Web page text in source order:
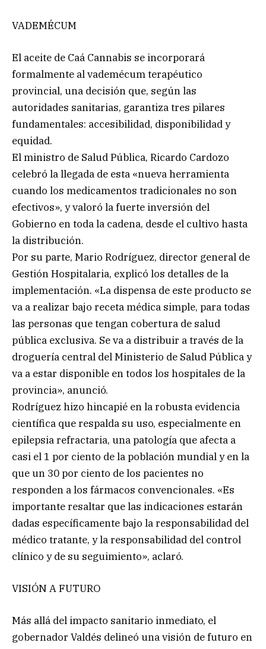
VADEMÉCUM
El aceite de Caá Cannabis se incorporará
formalmente al vademécum terapéutico
provincial, una decisión que, según las
autoridades sanitarias, garantiza tres pilares
fundamentales: accesibilidad, disponibilidad y
equidad.
El ministro de Salud Pública, Ricardo Cardozo
celebró la llegada de esta «nueva herramienta
cuando los medicamentos tradicionales no son
efectivos», y valoró la fuerte inversión del
Gobierno en toda la cadena, desde el cultivo hasta
la distribución.
Por su parte, Mario Rodríguez, director general de
Gestión Hospitalaria, explicó los detalles de la
implementación. «La dispensa de este producto se
va a realizar bajo receta médica simple, para todas
las personas que tengan cobertura de salud
pública exclusiva. Se va a distribuir a través de la
droguería central del Ministerio de Salud Pública y
va a estar disponible en todos los hospitales de la
provincia», anunció.
Rodríguez hizo hincapié en la robusta evidencia
científica que respalda su uso, especialmente en
epilepsia refractaria, una patología que afecta a
casi el 1 por ciento de la población mundial y en la
que un 30 por ciento de los pacientes no
responden a los fármacos convencionales. «Es
importante resaltar que las indicaciones estarán
dadas específicamente bajo la responsabilidad del
médico tratante, y la responsabilidad del control
clínico y de su seguimiento», aclaró.
VISIÓN A FUTURO
Más allá del impacto sanitario inmediato, el
gobernador Valdés delineó una visión de futuro en